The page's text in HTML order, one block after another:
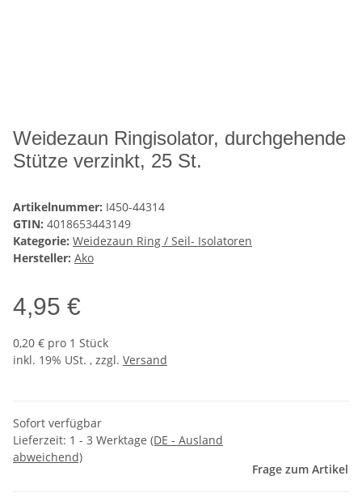
Weidezaun Ringisolator, durchgehende
Stütze verzinkt, 25 St.
Artikelnummer: I450-44314
GTIN: 4018653443149
Kategorie: Weidezaun Ring / Seil- Isolatoren
Hersteller: Ako
4,95 €
0,20 € pro 1 Stück
inkl. 19% USt. , zzgl. Versand
Sofort verfügbar
Lieferzeit: 1 - 3 Werktage (DE - Ausland
abweichend)
Frage zum Artikel